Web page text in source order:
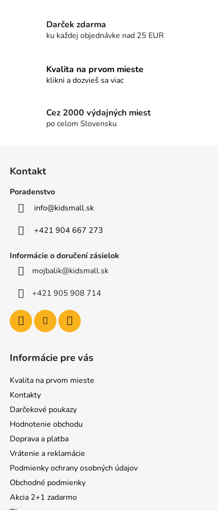
p
k
y
p
i
Darček zdarma
ku každej objednávke nad 25 EUR
Kvalita na prvom mieste
klikni a dozvieš sa viac
Cez 2000 výdajných miest
po celom Slovensku
Kontakt
Poradenstvo
info@kidsmall.sk
+421 904 667 273
Informácie o doručení zásielok
mojbalik@kidsmall.sk
+421 905 908 714
Informácie pre vás
Kvalita na prvom mieste
Kontakty
Darčekové poukazy
Hodnotenie obchodu
Doprava a platba
Vrátenie a reklamácie
Podmienky ochrany osobných údajov
Obchodné podmienky
Akcia 2+1 zadarmo